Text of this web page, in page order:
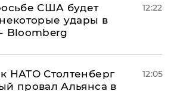
США будет
удары в
Bloomberg
12:22
НАТО Столтенберг
провал Альянса в
12:05